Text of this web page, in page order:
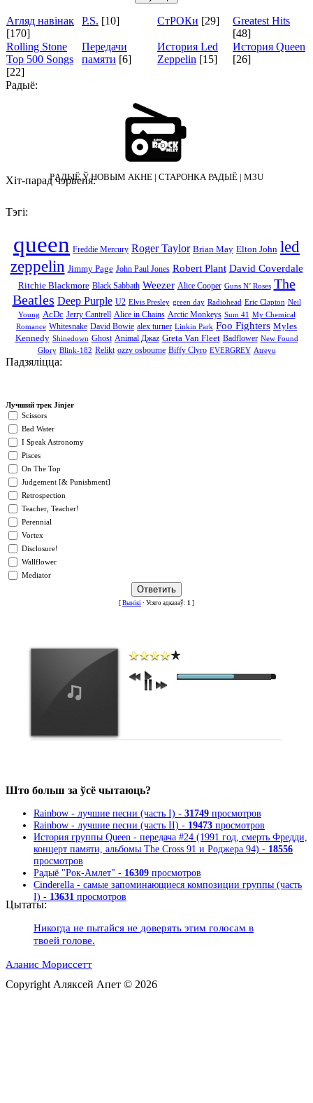
Агляд навінак
[170]
P.S. [10] СтРОКи [29]
Greatest Hits
[48]
Rolling Stone
Top 500 Songs
[22]
Передачи
памяти [6]
История Led
Zeppelin [15]
История Queen
[26]
Радыё:
PАДЫЁ Ў НОВЫМ АКНЕ СТАРОНКА РАДЫЁ M3U
Хіт-парад чэрвеня:
Тэгі:
queen Freddie Mercury Roger Taylor Brian May Elton John led
zeppelin Jimmy Page John Paul Jones Robert Plant David Coverdale
Ritchie Blackmore Black Sabbath Weezer Alice Cooper Guns N’ Roses The
Beatles Deep Purple U2 Elvis Presley green day Radiohead Eric Clapton Neil
Young AcDc Jerry Cantrell Alice in Chains Arctic Monkeys Sum 41
My Chemical
Romance Whitesnake David Bowie alex turner Linkin Park Foo Fighters Myles
Kennedy Shinedown Ghost Animal Джаz Greta Van Fleet Badflower New Found
Glory Blink-182 Relikt ozzy osbourne Biffy Clyro EVERGREY Atreyu
Падзяліцца:
Лучший трек Jinjer
Scissors
Bad Water
I Speak Astronomy
Pisces
On The Top
Judgement [& Punishment]
Retrospection
Teacher, Teacher!
Perennial
Vortex
Disclosure!
Wallflower
Mediator
[ Вынікі · Усяго адказаў: 1 ]
Што больш за ўсё чытаюць?
Rainbow - лучшие песни (часть I) - 31749 просмотров
Rainbow - лучшие песни (часть II) - 19473 просмотров
История группы Queen - передача #24 (1991 год, смерть Фредди,
концерт памяти, альбомы The Cross 91 и Роджера 94) - 18556
просмотров
Радыё "Рок-Амлет" - 16309 просмотров
Cinderella - самые запоминающиеся композиции группы (часть
I) - 13631 просмотров
Цытаты:
Никогда не пытайся не доверять этим голосам в
твоей голове.
Аланис Мориссетт
Copyright Аляксей Апет © 2026